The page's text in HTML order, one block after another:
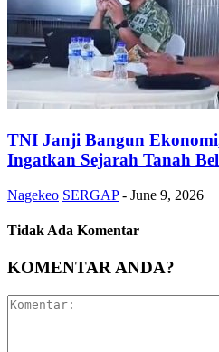
TNI Janji Bangun
Ingatkan Sejarah Tanah
Nagekeo SERGAP - June 9, 2026
Tidak Ada Komentar
KOMENTAR ANDA?